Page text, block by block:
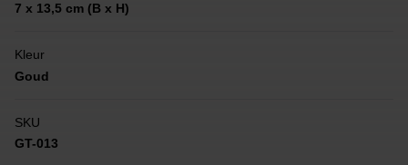
7 x 13,5 cm (B x H)
Kleur
Goud
SKU
GT-013